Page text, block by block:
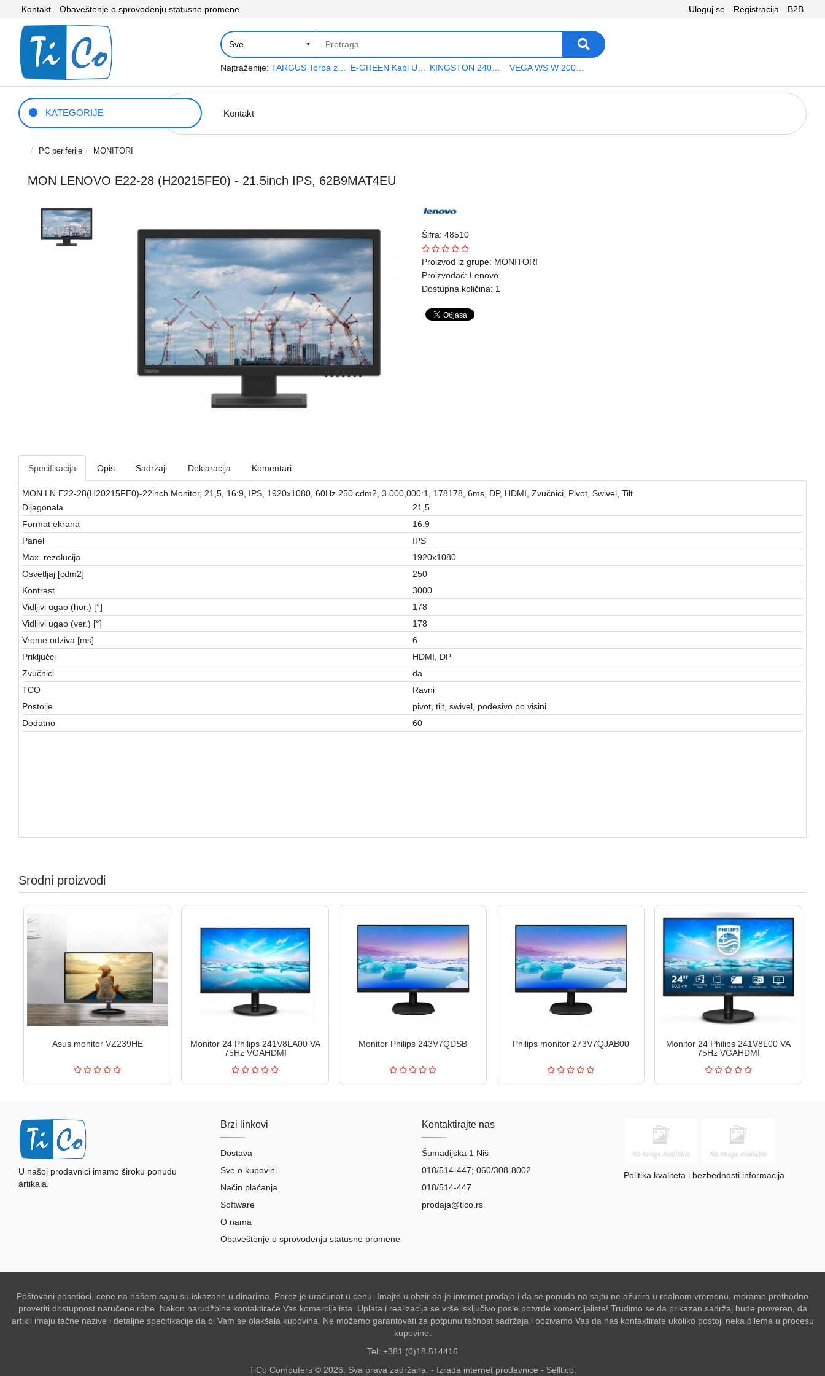
Kontakt Obaveštenje o sprovođenju statusne promene Uloguj se Registracija B2B
Najtraženije: TARGUS Torba za notebook 15.6" TAR300 VEGA WS W 200 platno
KATEGORIJE Kontakt
PC periferije MONITORI
MON LENOVO E22-28 (H20215FE0) - 21.5inch IPS, 62B9MAT4EU
Šifra: 48510
Proizvod iz grupe: MONITORI
Proizvođač: Lenovo
Dostupna količina: 1
Specifikacija Opis Sadržaji Deklaracija Komentari
MON LN E22-28(H20215FE0)-22inch Monitor, 21,5, 16:9, IPS, 1920x1080, 60Hz 250 cdm2, 3.000,000:1, 178178, 6ms, DP, HDMI, Zvučnici, Pivot, Swivel, Tilt
Dijagonala
21,5
Format ekrana
16:9
Panel
IPS
Max. rezolucija
1920x1080
Osvetljaj [cdm2]
250
Kontrast
3000
Vidljivi ugao (hor.) [°]
178
Vidljivi ugao (ver.) [°]
178
Vreme odziva [ms]
6
Priključci
HDMI, DP
Zvučnici
da
TCO
Ravni
Postolje
pivot, tilt, swivel, podesivo po visini
Dodatno
60
Srodni proizvodi
Asus monitor VZ239HE
Monitor 24 Philips 241V8LA00 VA
75Hz VGAHDMI
Monitor Philips 243V7QDSB Philips monitor 273V7QJAB00
Monitor 24 Philips 241V8L00 VA
75Hz VGAHDMI
U našoj prodavnici imamo široku ponudu
artikala.
Brzi linkovi
Dostava
Sve o kupovini
Način plaćanja
Software
O nama
Obaveštenje o sprovođenju statusne promene
Kontaktirajte nas
Šumadijska 1 Niš
018/514-447; 060/308-8002
018/514-447
prodaja@tico.rs
Politika kvaliteta i bezbednosti informacija
Poštovani posetioci, cene na našem sajtu su iskazane u dinarima. Porez je uračunat u cenu. Imajte u obzir da je internet prodaja i da se ponuda na sajtu ne ažurira u realnom vremenu, moramo prethodno
proveriti dostupnost naručene robe. Nakon narudžbine kontaktiraće Vas komercijalista. Uplata i realizacija se vrše isključivo posle potvrde komercijaliste! Trudimo se da prikazan sadržaj bude proveren, da
artikli imaju tačne nazive i detaljne specifikacije da bi Vam se olakšala kupovina. Ne možemo garantovati za potpunu tačnost sadržaja i pozivamo Vas da nas kontaktirate ukoliko postoji neka dilema u procesu
kupovine.
Tel: +381 (0)18 514416
TiCo Computers © 2026. Sva prava zadržana. - Izrada internet prodavnice - Selltico.